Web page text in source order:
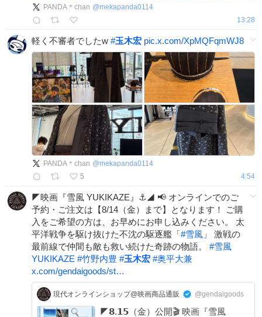
PANDA＊chan @mekapanda0114
13:28
軽く不審者でしたw #玉木宏 pic.x.com/XpMQFqmWJ8
PANDA＊chan @mekapanda0114
5
4:54
◤映画『雪風 YUKIKAZE』⚓◢ 📢 オンラインでのご
予約・ご注文は【8/14（金）まで】となります！ ご購
入をご希望の方は、お早めにお申し込みください。 太
平洋戦争を駆け抜けた不沈の駆逐艦「#雪風 」 激戦の
最前線で仲間も敵も救い続けた奇跡の物語。 #雪風
YUKIKAZE #竹野内豊 #玉木宏 #奥平大兼
x.com/gendaigoods/st…
現代オンラインショップ@映画商品通販 @gendaigoods
◤𝟴.𝟭𝟱（金）公開🎬 映画『雪風